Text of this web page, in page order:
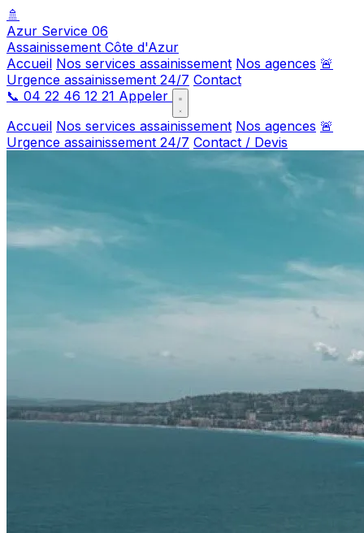
🚿
Azur Service 06
Assainissement Côte d'Azur
Accueil Nos services assainissement Nos agences 🚨
Urgence assainissement 24/7 Contact
📞 04 22 46 12 21 Appeler
Accueil Nos services assainissement Nos agences 🚨
Urgence assainissement 24/7 Contact / Devis